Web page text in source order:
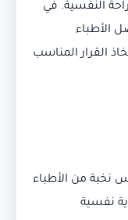
النفسية. في
الأطباء
القرار المناسب
في أرهوس نخبة من الأطباء
نفسية